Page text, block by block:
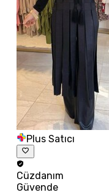
Plus Satıcı
Cüzdanım
Güvende